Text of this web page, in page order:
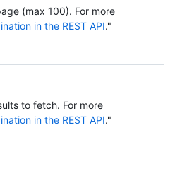
(max 100). For more
in the REST API."
to fetch. For more
in the REST API."